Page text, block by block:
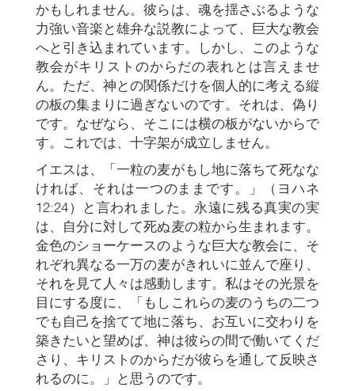
かもしれません。彼らは、魂を揺さぶるような
力強い音楽と雄弁な説教によって、巨大な教会
へと引き込まれています。しかし、このような
教会がキリストのからだの表れとは言えませ
ん。ただ、神との関係だけを個人的に考える縦
の板の集まりに過ぎないのです。それは、偽り
です。なぜなら、そこには横の板がないからで
す。これでは、十字架が成立しません。
イエスは、「一粒の麦がもし地に落ちて死なな
ければ、それは一つのままです。」（ヨハネ
12:24）と言われました。永遠に残る真実の実
は、自分に対して死ぬ麦の粒から生まれます。
金色のショーケースのような巨大な教会に、そ
れぞれ異なる一万の麦がきれいに並んで座り、
それを見て人々は感動します。私はその光景を
目にする度に、「もしこれらの麦のうちの二つ
でも自己を捨てて地に落ち、お互いに交わりを
築きたいと望めば、神は彼らの間で働いてくだ
さり、キリストのからだが彼らを通して反映さ
れるのに。」と思うのです。